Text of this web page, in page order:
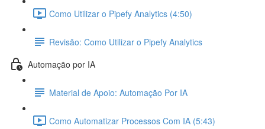
Como Utilizar o Pipefy Analytics (4:50)
Revisão: Como Utilizar o Pipefy Analytics
Automação por IA
Material de Apoio: Automação Por IA
Como Automatizar Processos Com IA (5:43)